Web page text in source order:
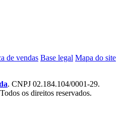
de vendas Base legal Mapa do site
. CNPJ 02.184.104/0001-29.
os direitos reservados.